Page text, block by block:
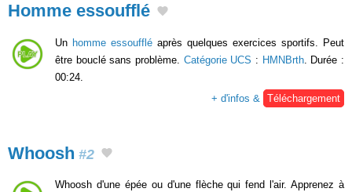
Homme essoufflé
Un homme essoufflé après quelques exercices sportifs. Peut
être bouclé sans problème. Catégorie UCS : HMNBrth. Durée :
00:24.
+ d'infos &
Téléchargement
Whoosh #2
Whoosh d'une épée ou d'une flèche qui fend l'air. Apprenez à